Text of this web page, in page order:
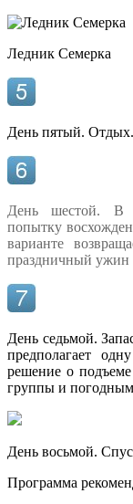
Ледник Семерка
День пятый.
День шестой. В
попытку
варианте
праздничный
День седьмой.
предполагает
решение о
группы и
День восьмой.
Программа